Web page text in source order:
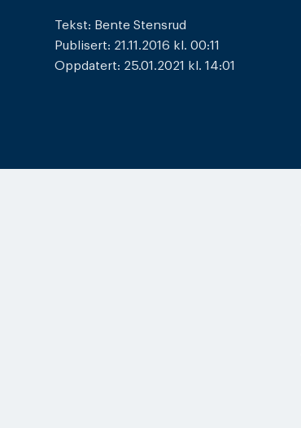
Tekst: Bente Stensrud
Publisert: 21.11.2016 kl. 00:11
Oppdatert: 25.01.2021 kl. 14:01